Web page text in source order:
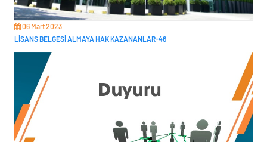
06 Mart 2023
LİSANS BELGESİ ALMAYA HAK KAZANANLAR-46